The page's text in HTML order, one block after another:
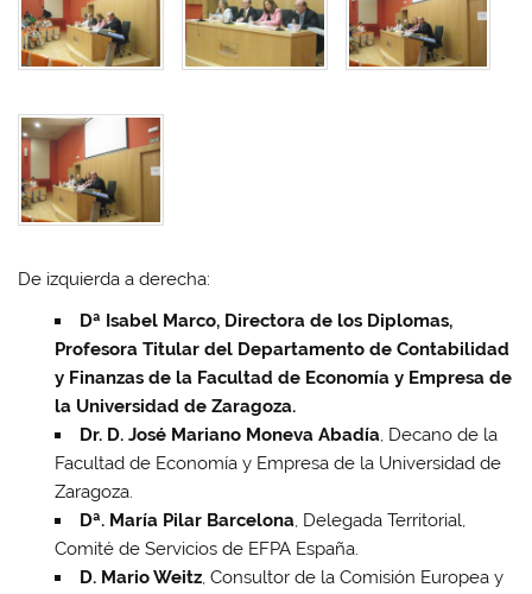
De izquierda a derecha:
Dª Isabel Marco, Directora de los Diplomas,
Profesora Titular del Departamento de Contabilidad
y Finanzas de la Facultad de Economía y Empresa de
la Universidad de Zaragoza.
Dr. D. José Mariano Moneva Abadía, Decano de la
Facultad de Economía y Empresa de la Universidad de
Zaragoza.
Dª. María Pilar Barcelona, Delegada Territorial,
Comité de Servicios de EFPA España.
D. Mario Weitz, Consultor de la Comisión Europea y